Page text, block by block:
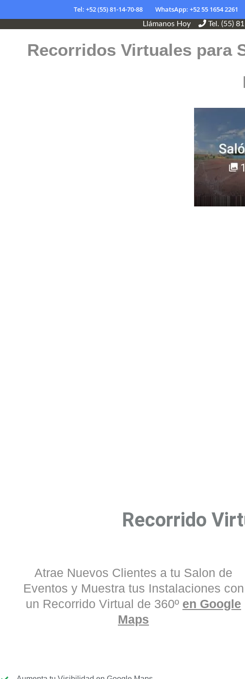
Tel: +52 (55) 81-14-70-88 WhatsApp: +52 55 1654 2261
Llámanos Hoy Tel. (55)
Recorridos Virtuales para
Recorrido
Atrae Nuevos Clientes a tu Salon de
Eventos y Muestra tus Instalaciones con
un Recorrido Virtual de 360º en Google
Maps